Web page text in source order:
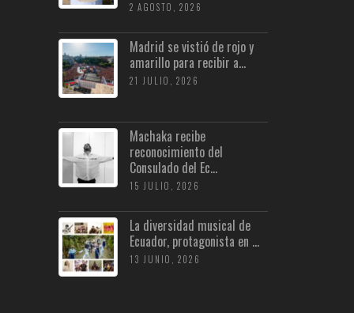
2 AGOSTO, 2026
Madrid se vistió de rojo y
amarillo para recibir a...
21 JULIO, 2026
Machaka recibe
reconocimiento del
Consulado del Ec...
15 JULIO, 2026
La diversidad musical de
Ecuador, protagonista en ...
13 JUNIO, 2026